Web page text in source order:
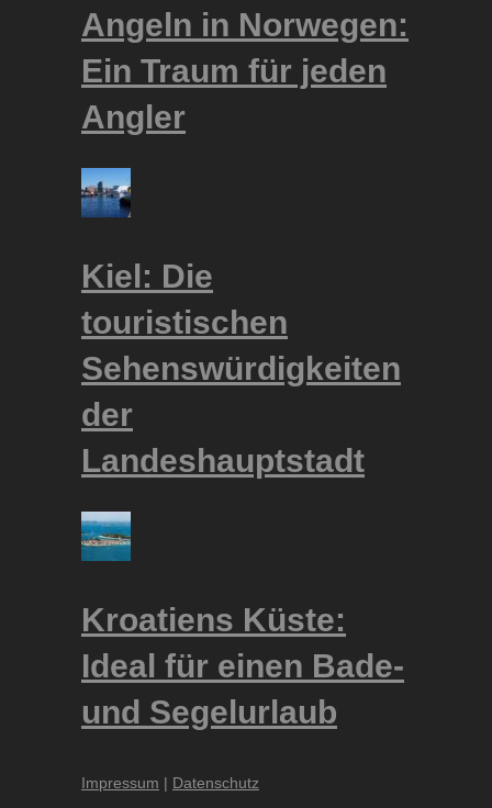
Angeln in Norwegen:
Ein Traum für jeden
Angler
Kiel: Die
touristischen
Sehenswürdigkeiten
der
Landeshauptstadt
Kroatiens Küste:
Ideal für einen Bade-
und Segelurlaub
Impressum | Datenschutz